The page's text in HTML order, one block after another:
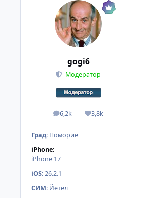
gogi6
Модератор
6,2k
мнения 3,8k
Reputation
Град: Поморие
iPhone:
iPhone 17
iOS:26.2.1
СИМ: Йетел